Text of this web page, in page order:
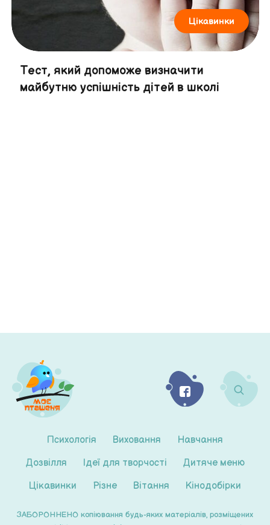
Цікавинки
Тест, який допоможе визначити
майбутню успішність дітей в школі
Психологія Виховання
Навчання
Дозвілля
Ідеї для творчості
Дитяче меню
Цікавинки
Різне Вітання Кінодобірки
ЗАБОРОННЕНО копіювання будь-яких матеріалів, розміщених